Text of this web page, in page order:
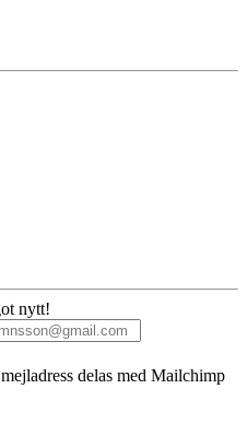
nytt!
delas med Mailchimp